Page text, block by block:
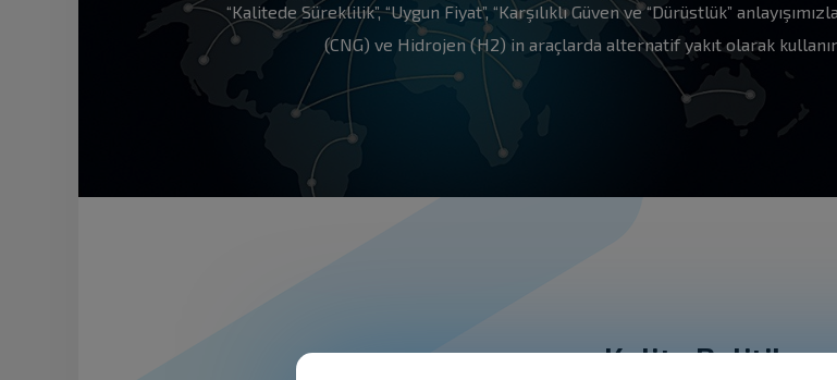
“Kalitede Süreklilik”, “Uygun Fiyat”, “Karşılıklı Güven ve “Dürüstlük”
(CNG) ve Hidrojen (H2) in araçlarda alternatif yakıt olarak
Kalite